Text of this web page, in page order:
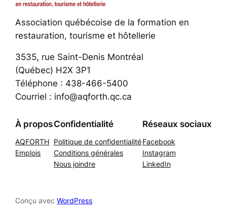
Association québécoise de la formation en
restauration, tourisme et hôtellerie
3535, rue Saint-Denis Montréal
(Québec) H2X 3P1
Téléphone : 438-466-5400
Courriel : info@aqforth.qc.ca
À propos
AQFORTH
Emplois
Confidentialité
Politique de confidentialité
Conditions générales
Nous joindre
Réseaux sociaux
Facebook
Instagram
LinkedIn
Conçu avecWordPress